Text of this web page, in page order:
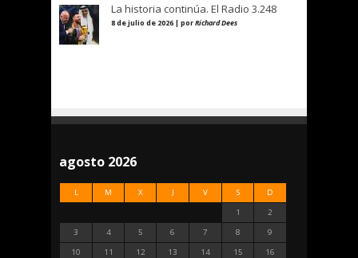
La historia continúa. El Radio 3.248
8 de julio de 2026 | porRichard Dees
agosto 2026
L M X J V S D
1
2
3
4 5 6 7 8
9
10
11 12 13 14 15
16